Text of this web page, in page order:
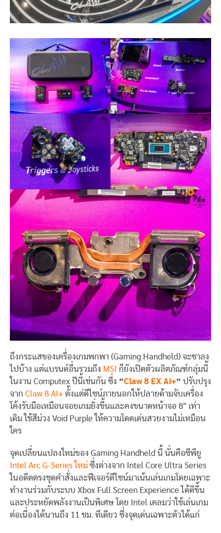
ถึงกระแสของเครื่องเกมพกพา (Gaming Handheld) จะซาลง
ไปบ้าง แต่แบรนด์อื่นรวมถึง MSI ก็ยังเปิดตัวผลิตภัณฑ์กลุ่มนี้
ในงาน Computex ปีนี้เช่นกัน ซึ่ง “Claw 8 EX AI+“ ปรับปรุง
จาก Claw 8 AI+ ตั้งแต่ดีไซน์ภายนอกให้ปลายด้ามจับเครื่อง
โค้งรับมือเหมือนจอยเกมยิ่งขึ้นและคงขนาดหน้าจอ 8″ เท่า
เดิม ใช้สีม่วง Void Purple ให้ความโดดเด่นสวยงามไม่เหมือน
ใคร
จุดเปลี่ยนแปลงใหม่ของ Gaming Handheld นี้ นั่นคือซีพียู
Intel Arc G-Series ใหม่ ซึ่งต่างจาก Intel Core Ultra Series
ในอดีตตรงชุดคำสั่งและฟีเจอร์ดีไซน์มาเน้นเล่นเกมโดยเฉพาะ
ทำงานร่วมกับระบบ Xbox Full Screen Experience ได้ดีขึ้น
และประหยัดพลังงานเป็นพิเศษ โดย Intel เคลมว่าใช้เล่นเกม
ต่อเนื่องได้นานถึง 11 ชม. ทีเดียว ซึ่งจุดเด่นเฉพาะตัวได้แก่